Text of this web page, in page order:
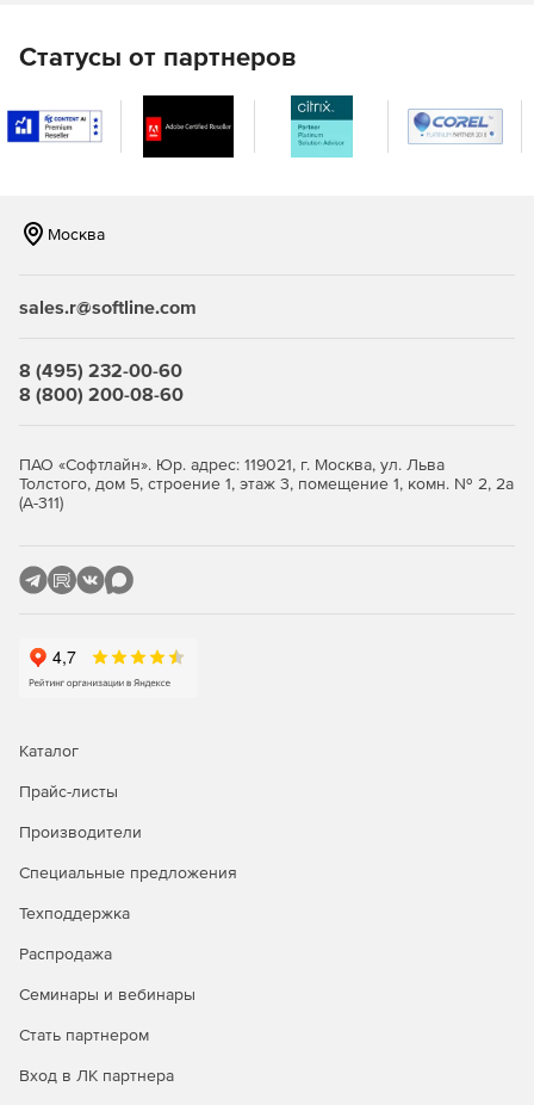
активных директорий (Active Directory) и протокола
Radmin с индивидуальными правами доступа для
каждого пользователя и защищенной
аутентификацией по логину и паролю. Дополнительно
Благодаря поддержке технологии AMT (Active
помощью программы пользователи могут получить
доступ к текстовому режиму и BIOS удаленного ПК.
локального CD/Floppy или файла образа диска.
одиночного сообщения позволяют удаленно
общаться с сотрудниками.
Radmin позволяет копировать файлы с одного
компьютера на другой. Интерфейс режима обмена
существенно упрощает освоение программы. В
случае сбоя сети можно продолжить передачу файла
Radmin поддерживает несколько одновременных
подключений к экрану удаленного ПК: можно
экраны удаленно и т. д.
Статусы от партнеров
Москва
sales.r@softline.com
8 (495) 232-00-60
8 (800) 200-08-60
ПАО «Софтлайн». Юр. адрес: 119021, г. Москва, ул. Льва
Толстого, дом 5, строение 1, этаж 3, помещение 1, комн. № 2, 2а
(А-311)
Каталог
Прайс-листы
Производители
Специальные предложения
Техподдержка
Распродажа
Семинары и вебинары
Стать партнером
Вход в ЛК партнера